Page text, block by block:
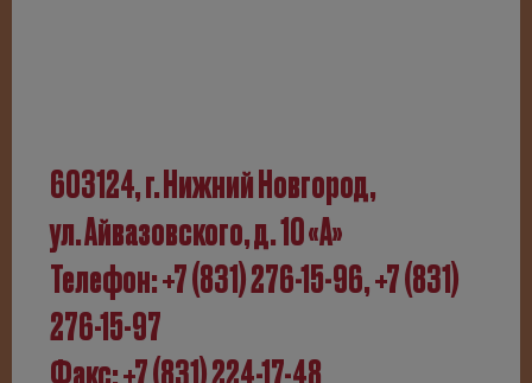
603124, г. Нижний Новгород,
ул. Айвазовского, д. 10 «А»
Телефон:+7 (831) 276-­15-­96, +7 (831)
276-­15-97
Факс: +7 (831) 224-­17-­48